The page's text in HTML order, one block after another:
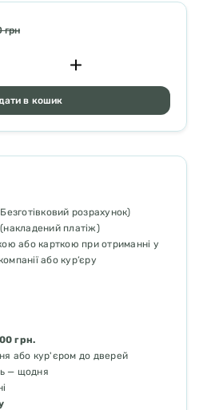
грн
в кошик
розрахунок)
платіж)
або карткою при отриманні у
або кур’єру
грн.
або кур'єром до дверей
— щодня